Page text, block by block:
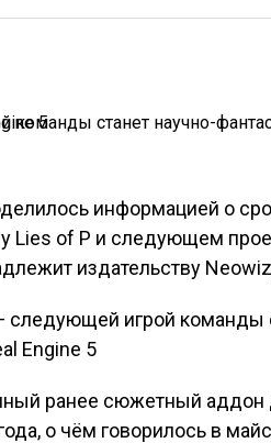
информацией о
Lies of P и следующем
издательству
ранее сюжетный аддон
о чём говорилось в